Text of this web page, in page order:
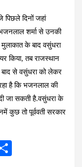
पिछले दिनों जहां
भजनलाल शर्मा से उनकी
मुलाकात के बाद वसुंधरा
किया, तब राजस्थान
बाद से वसुंधरा को लेकर
रहा है कि भजनलाल की
जा सकती है.वसुंधरा के
कुछ तो पूर्ववती सरकार